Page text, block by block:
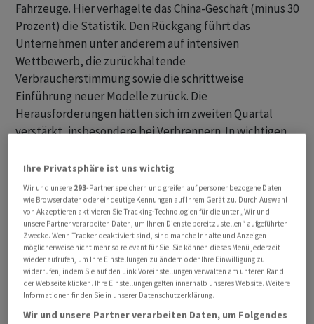
Fahrzeuge. Hier verhagelte das China-Geschäft (minus 30
Prozent) die Statistik. Den Rückgang führt das
Unternehmen unter anderem auf intensiven
Wettbewerb, die zurückhaltende
Verbraucherstimmung sowie die schrittweise
Einführung neuer Modelle zurück. Die
Herausforderungen hätten sich im zweiten Quartal
verstärkt, insbesondere bei Verbrennern. In wichtigen
darunter Nordamerika (plus 13 Prozent) und Europa
(plus vier Prozent).
E-Autos mit deutlichem Plus
Die Nachfrage nach E-Autos mit dem Stern zog aber
deutlich an. Im zweiten Quartal verkauften die
Schwaben weltweit 52.900 vollelektrische Fahrzeuge
(BEV) - ein Plus von 51 Prozent gegenüber dem
Ihre Privatsphäre ist uns wichtig
Wir und unsere 293-Partner speichern und greifen auf personenbezogene Daten
wie Browserdaten oder eindeutige Kennungen auf Ihrem Gerät zu. Durch Auswahl
von Akzeptieren aktivieren Sie Tracking-Technologien für die unter „Wir und
unsere Partner verarbeiten Daten, um Ihnen Dienste bereitzustellen“ aufgeführten
Zwecke. Wenn Tracker deaktiviert sind, sind manche Inhalte und Anzeigen
möglicherweise nicht mehr so relevant für Sie. Sie können dieses Menü jederzeit
wieder aufrufen, um Ihre Einstellungen zu ändern oder Ihre Einwilligung zu
widerrufen, indem Sie auf den Link Voreinstellungen verwalten am unteren Rand
der Webseite klicken. Ihre Einstellungen gelten innerhalb unseres Website. Weitere
Informationen finden Sie in unserer Datenschutzerklärung.
Wir und unsere Partner verarbeiten Daten, um Folgendes